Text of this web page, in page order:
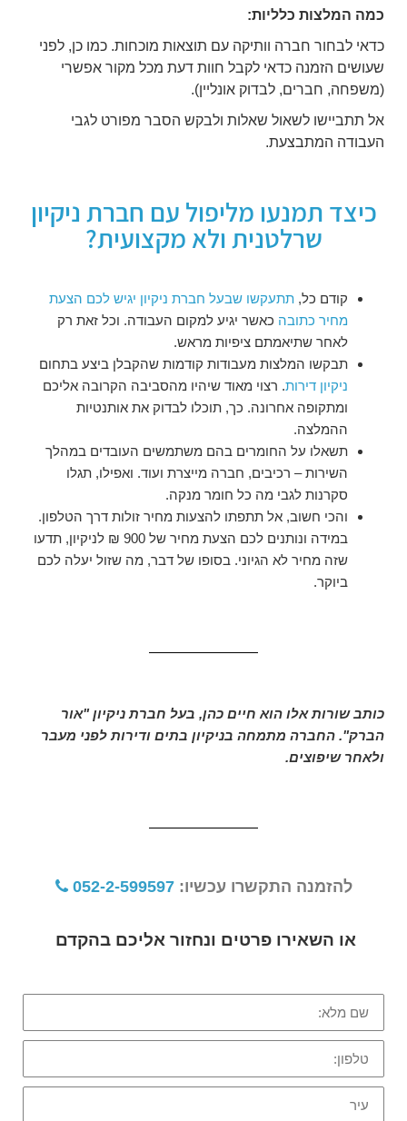
כמה המלצות כלליות:
כדאי לבחור חברה וותיקה עם תוצאות מוכחות. כמו כן, לפני
שעושים הזמנה כדאי לקבל חוות דעת מכל מקור אפשרי
(משפחה, חברים, לבדוק אונליין).
אל תתביישו לשאול שאלות ולבקש הסבר מפורט לגבי
העבודה המתבצעת.
כיצד תמנעו מליפול עם חברת ניקיון
שרלטנית ולא מקצועית?
קודם כל, תתעקשו שבעל חברת ניקיון יגיש לכם הצעת
מחיר כתובה כאשר יגיע למקום העבודה. וכל זאת רק
לאחר שתיאמתם ציפיות מראש.
תבקשו המלצות מעבודות קודמות שהקבלן ביצע בתחום
ניקיון דירות. רצוי מאוד שיהיו מהסביבה הקרובה אליכם
ומתקופה אחרונה. כך, תוכלו לבדוק את אותנטיות
ההמלצה.
תשאלו על החומרים בהם משתמשים העובדים במהלך
השירות – רכיבים, חברה מייצרת ועוד. ואפילו, תגלו
סקרנות לגבי מה כל חומר מנקה.
והכי חשוב, אל תתפתו להצעות מחיר זולות דרך הטלפון.
במידה ונותנים לכם הצעת מחיר של 900 ₪ לניקיון, תדעו
שזה מחיר לא הגיוני. בסופו של דבר, מה שזול יעלה לכם
ביוקר.
כותב שורות אלו הוא חיים כהן, בעל חברת ניקיון "אור
הברק". החברה מתמחה בניקיון בתים ודירות לפני מעבר
ולאחר שיפוצים.
להזמנה התקשרו עכשיו: 052-2-599597
או השאירו פרטים ונחזור אליכם בהקדם
שם
מלא:
טלפון:
עיר